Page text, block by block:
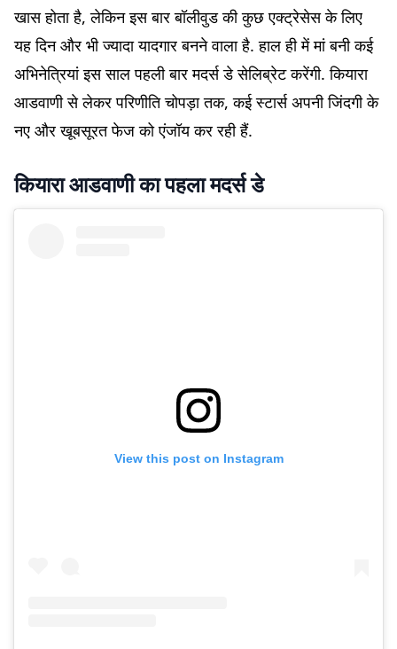
खास होता है, लेकिन इस बार बॉलीवुड की कुछ एक्ट्रेसेस के लिए
यह दिन और भी ज्यादा यादगार बनने वाला है. हाल ही में मां बनी कई
अभिनेत्रियां इस साल पहली बार मदर्स डे सेलिब्रेट करेंगी. कियारा
आडवाणी से लेकर परिणीति चोपड़ा तक, कई स्टार्स अपनी जिंदगी के
नए और खूबसूरत फेज को एंजॉय कर रही हैं.
कियारा आडवाणी का पहला मदर्स डे
View this post on Instagram